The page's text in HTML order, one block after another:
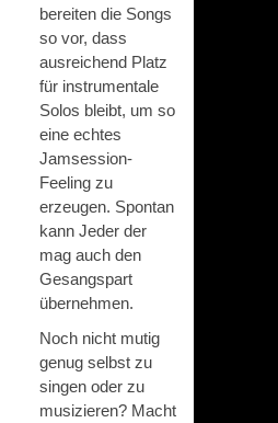
bereiten die Songs
so vor, dass
ausreichend Platz
für instrumentale
Solos bleibt, um so
eine echtes
Jamsession-
Feeling zu
erzeugen. Spontan
kann Jeder der
mag auch den
Gesangspart
übernehmen.
Noch nicht mutig
genug selbst zu
singen oder zu
musizieren? Macht